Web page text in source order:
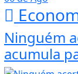
Ninguém
acumula